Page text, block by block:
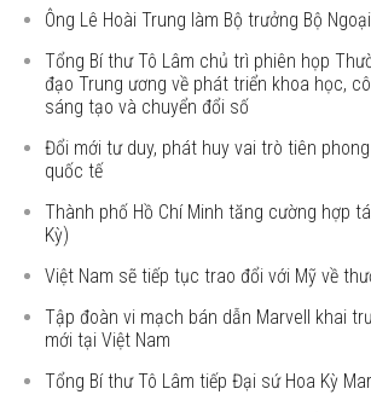
Ông Lê Hoài Trung làm Bộ trưởng Bộ
Tổng Bí thư Tô Lâm chủ trì phiên họp
đạo Trung ương về phát triển khoa học,
sáng tạo và chuyển đổi số
Đổi mới tư duy, phát huy vai trò tiên
quốc tế
Thành phố Hồ Chí Minh tăng cường hợp
Kỳ)
Việt Nam sẽ tiếp tục trao đổi với Mỹ về
Tập đoàn vi mạch bán dẫn Marvell khai
mới tại Việt Nam
Tổng Bí thư Tô Lâm tiếp Đại sứ Hoa Kỳ